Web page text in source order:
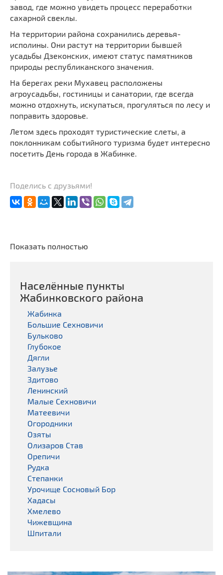
завод, где можно увидеть процесс переработки
сахарной свеклы.
На территории района сохранились деревья-
исполины. Они растут на территории бывшей
усадьбы Дзеконских, имеют статус памятников
природы республиканского значения.
На берегах реки Мухавец расположены
агроусадьбы, гостиницы и санатории, где всегда
можно отдохнуть, искупаться, прогуляться по лесу и
поправить здоровье.
Летом здесь проходят туристические слеты, а
поклонникам событийного туризма будет интересно
посетить День города в Жабинке.
Поделись с друзьями!
Показать полностью
Населённые пункты
Жабинковского районa
Жабинка
Большие Сехновичи
Бульково
Глубокое
Дягли
Залузье
Здитово
Ленинский
Малые Сехновичи
Матеевичи
Огородники
Озяты
Олизаров Став
Орепичи
Рудка
Степанки
Урочище Сосновый Бор
Хадасы
Хмелево
Чижевщина
Шпитали